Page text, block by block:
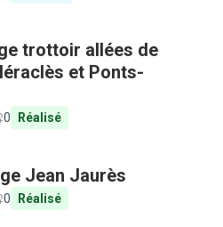
trottoir allées de
et Ponts-
0 Réalisé
Jean Jaurès
0 Réalisé